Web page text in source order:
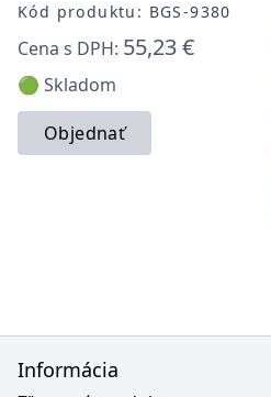
Kód produktu: BGS-9380
Cena s DPH: 55,23 €
🟢 Skladom
Objednať
Informácia